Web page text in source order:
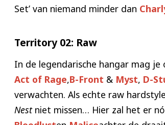
Set’ van niemand minder dan
Territory 02: Raw
In de legendarische hangar mag je
Act of Rage,B-Front & Myst, D-
verwachten. Als echte raw
Nest niet missen… Hier zal het er